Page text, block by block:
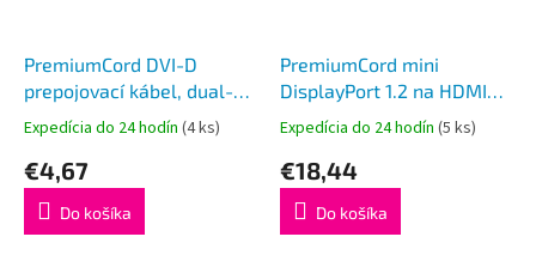
PremiumCord DVI-D
prepojovací kábel, dual-
link, DVI (24 +1), MM, 1m
Expedícia do 24 hodín (4 ks)
€4,67
Do košíka
PremiumCord mini
DisplayPort 1.2 na HDMI
2.0, 2m
Expedícia do 24 hodín (5 ks)
€18,44
Do košíka